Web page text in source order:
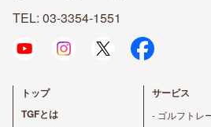
TEL: 03-3354-1551
トップ
TGFとは
サービス
- ゴルフトレ